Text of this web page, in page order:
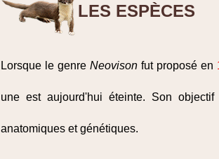
LES ESPÈCES
Lorsque le genreNeovison fut proposé en
une est aujourd'hui éteinte. Son
anatomiques et génétiques.